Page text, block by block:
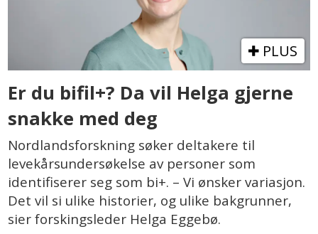
PLUS
Er du bifil+? Da vil Helga gjerne
snakke med deg
Nordlandsforskning søker deltakere til
levekårsundersøkelse av personer som
identifiserer seg som bi+. – Vi ønsker variasjon.
Det vil si ulike historier, og ulike bakgrunner,
sier forskingsleder Helga Eggebø.